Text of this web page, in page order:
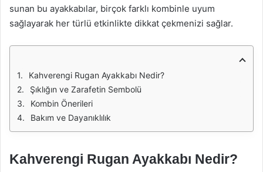
sunan bu ayakkabılar, birçok farklı kombinle uyum
sağlayarak her türlü etkinlikte dikkat çekmenizi sağlar.
Kahverengi Rugan Ayakkabı Nedir?
Şıklığın ve Zarafetin Sembolü
Kombin Önerileri
Bakım ve Dayanıklılık
Kahverengi Rugan Ayakkabı Nedir?